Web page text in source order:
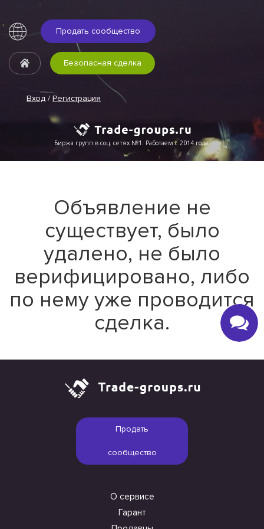
Продать сообщество
Вход / Регистрация
Безопасная сделка
Биржа групп в соц. сетях №1. Работаем с 2014 года.
Объявление не
существует, было
удалено, не было
верифицировано, либо
по нему уже проводится
сделка.
Продать
сообщество
О сервисе
Гарант